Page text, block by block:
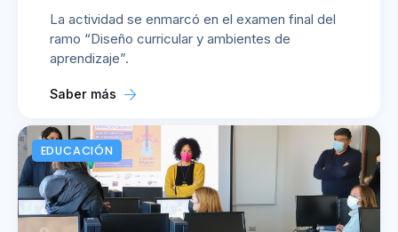
La actividad se enmarcó en el examen final del
ramo “Diseño curricular y ambientes de
aprendizaje”.
Saber más
EDUCACIÓN